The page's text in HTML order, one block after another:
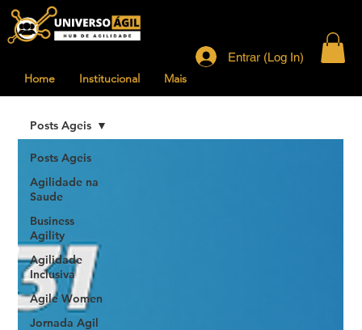
Home Institucional Mais
Entrar (Log In)
Posts Ageis
Agilidade na
Saude
Business
Agility
Agilidade
Inclusiva
Agile Women
Jornada Agil
Posts Ageis